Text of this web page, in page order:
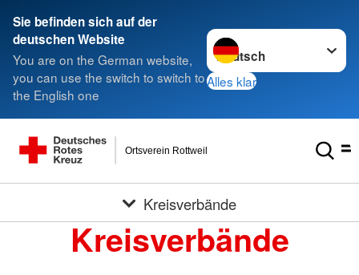
Sie befinden sich auf der
deutschen Website
You are on the German website,
you can use the switch to switch to
the English one
Sprache wechseln zu
Alles klar
Ortsverein Rottweil
Kreisverbände
Kreisverbände